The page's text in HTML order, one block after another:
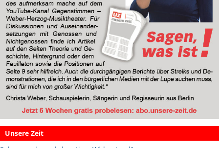
Unsere Zeit